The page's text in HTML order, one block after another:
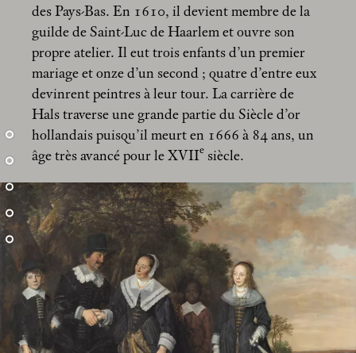
des Pays-Bas. En 1610, il devient membre de la
guilde de Saint-Luc de Haarlem et ouvre son
propre atelier. Il eut trois enfants d’un premier
mariage et onze d’un second ; quatre d’entre eux
devinrent peintres à leur tour. La carrière de
Hals traverse une grande partie du Siècle d’or
hollandais puisqu’il meurt en 1666 à 84 ans, un
âge très avancé pour le XVIIe siècle.